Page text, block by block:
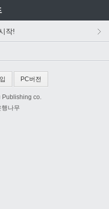
작!
PC버전
co.
행나무